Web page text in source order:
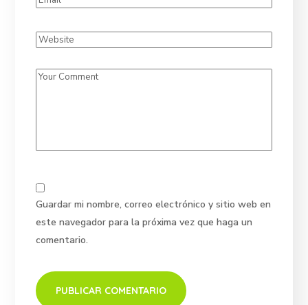
Guardar mi nombre, correo electrónico y sitio web en
este navegador para la próxima vez que haga un
comentario.